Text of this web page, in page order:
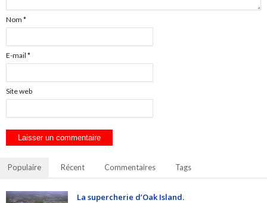
Nom *
E-mail *
Site web
Populaire Récent Commentaires Tags
La supercherie d’Oak Island.